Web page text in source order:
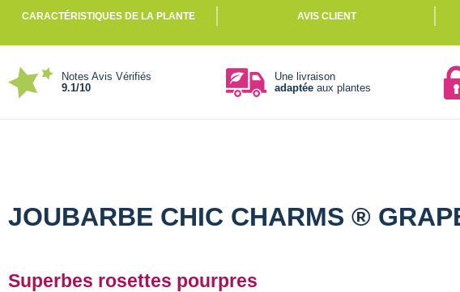
CARACTÉRISTIQUES DE LA PLANTE AVIS CLIENT
Notes Avis Vérifiés
9.1/10
Une livraison
adaptéeaux plantes
JOUBARBE CHIC CHARMS ®
Superbes rosettes pourpres